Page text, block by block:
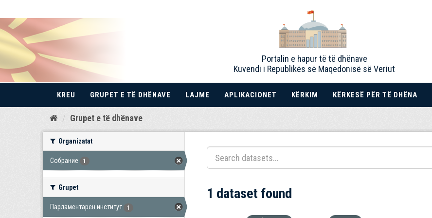
Kalo
Portalin e hapur të të dhënave
Kuvendi i Republikës së Maqedonisë së Veriut
KREU GRUPET E TË DHËNAVE LAJME APLIKACIONET KËRKIM KËRKESË PËR TË DHËNA
Grupet e të dhënave
Organizatat
Собрание 1
Grupet
Парламентарен институт 1
1 dataset found